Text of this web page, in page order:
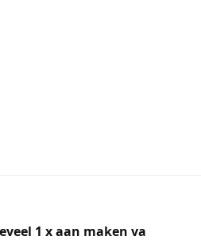
1 x aan maken va